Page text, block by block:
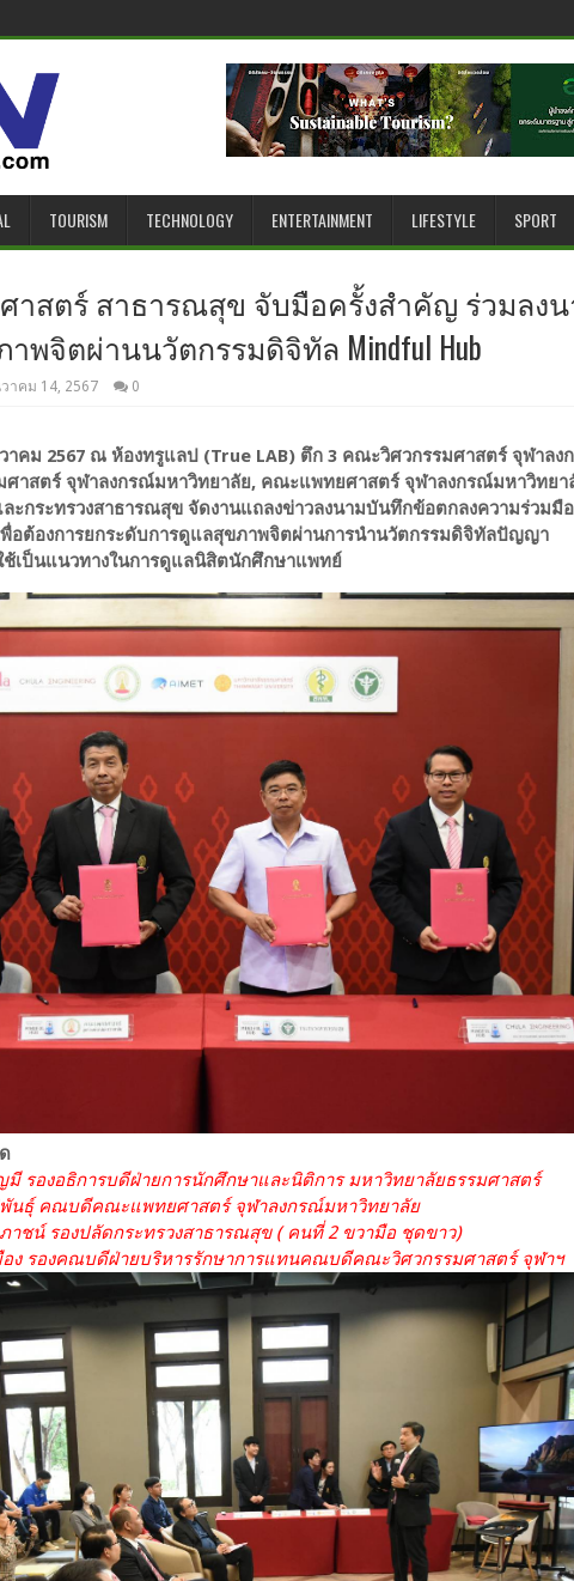
TOURISM TECHNOLOGY ENTERTAINMENT LIFESTYLE SPORT
าสตร์ สาธารณสุข จับมือครั้งสำคัญ ร่วมลง
พจิตผ่านนวัตกรรมดิจิทัล Mindful Hub
าคม 14, 2567 0
าคม 2567 ณ ห้องทรูแลป (True LAB) ตึก 3 คณะวิศวกรรมศาสตร์ จุฬาลง
ศาสตร์ จุฬาลงกรณ์มหาวิทยาลัย, คณะแพทยศาสตร์ จุฬาลงกรณ์มหาวิทยา
ะกระทรวงสาธารณสุข จัดงานแถลงข่าวลงนามบันทึกข้อตกลงความร่วมมือ
พื่อต้องการยกระดับการดูแลสุขภาพจิตผ่านการนำนวัตกรรมดิจิทัลปัญญา
เป็นแนวทางในการดูแลนิสิตนักศึกษาแพทย์
รองอธิการบดีฝ่ายการนักศึกษาและนิติการ มหาวิทยาลัยธรรมศาสตร์
นธุ์ คณบดีคณะแพทยศาสตร์ จุฬาลงกรณ์มหาวิทยาลัย
ชน์ รองปลัดกระทรวงสาธารณสุข ( คนที่ 2 ขวามือ ชุดขาว)
อง รองคณบดีฝ่ายบริหารรักษาการแทนคณบดีคณะวิศวกรรมศาสตร์ จุฬาฯ